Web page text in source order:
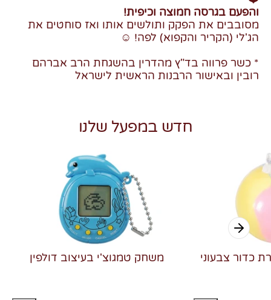
והפעם בגרסה חמוצה וכיפית!
מסובבים את הפקק ותולשים אותו ואז סוחטים את
הג'לי (הקריר והקפוא) לפה! ☺️
* כשר פרווה בד"ץ מהדרין בהשגחת הרב אברהם
רובין ובאישור הרבנות הראשית לישראל
חדש במפעל שלנו
משחק טמגוצ'י בעיצוב דולפין כדור צבעוני